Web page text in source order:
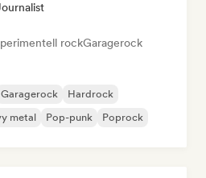
rockGaragerock
Garagerock
Hardrock
metal Pop-punk Poprock